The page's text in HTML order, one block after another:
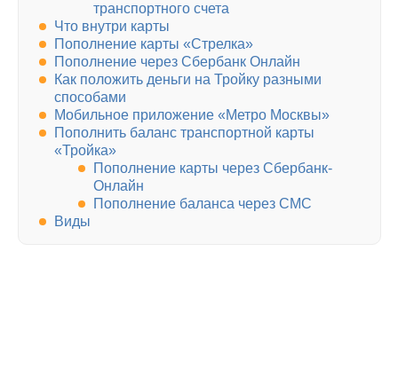
транспортного счета
Что внутри карты
Пополнение карты «Стрелка»
Пополнение через Сбербанк Онлайн
Как положить деньги на Тройку разными
способами
Мобильное приложение «Метро Москвы»
Пополнить баланс транспортной карты
«Тройка»
Пополнение карты через Сбербанк-
Онлайн
Пополнение баланса через СМС
Виды